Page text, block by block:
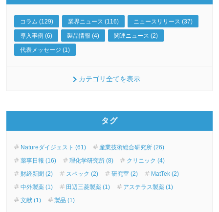
コラム (129) 業界ニュース (116) ニュースリリース (37)
導入事例 (6) 製品情報 (4) 関連ニュース (2)
代表メッセージ (1)
カテゴリ全てを表示
タグ
Natureダイジェスト (61)
産業技術総合研究所 (26)
薬事日報 (16)
理化学研究所 (8)
クリニック (4)
財経新聞 (2)
スペック (2) 研究室 (2)
MatTek (2)
中外製薬 (1)
田辺三菱製薬 (1)
アステラス製薬 (1)
文献 (1)
製品 (1)